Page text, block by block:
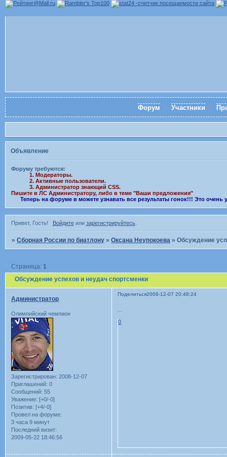
Форум Участники
Объявление
Форуму требуются:
1. Модераторы.
2. Активные пользователи.
3. Администратор знающий CSS.
Пишите в ЛС Администратору, либо в теме "Ваши предложения"
Теперь на форуме в можете узнавать все результаты гонок!!! Это
Привет, Гость! Войдитеили зарегистрируйтесь.
»Сборная России по биатлону »Оксана Неупокоева »Обсуждение
Обсуждение успехов и неудач спортсменки
Страница: 1
Поделиться2008-12-07 20:48:24
Администратор
Олимпийский чемпион
Зарегистрирован: 2008-12-07
Приглашений: 0
Сообщений: 55
Уважение: [+0/-0]
Позитив: [+4/-0]
Провел на форуме:
3 часа 9 минут
Последний визит:
2009-05-22 18:46:56
0